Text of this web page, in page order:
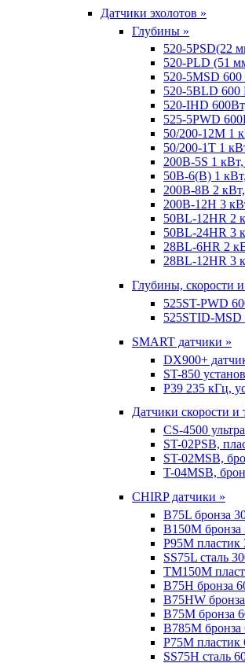
Датчики эхолотов »
Глубины »
520-5PSD(22
520-PLD (51
520-5MSD 600
520-5BLD 600
520-IHD
525-5PWD
50/200-12M 1
50/200-1T 1
200B-5S 1
50B-6(B) 1
200B-8B 2
200B-12H 3
50BL-12HR 2
50BL-24HR 3
28BL-6HR 2
28BL-12HR 3
Глубины, скорости
525ST-PWD
525STID-MSD
SMART датчики »
DX900+
ST-850
P39 235 кГц,
Датчики скорости и
CS-4500
ST-02PSB,
ST-02MSB,
T-04MSB,
CHIRP датчики »
B75L бронза
B150M бронза
P95M пластик
SS75L сталь
TM150M
B75H бронза
B75HW
B75M бронза
B785M бронза
P75M пластик
SS75H сталь